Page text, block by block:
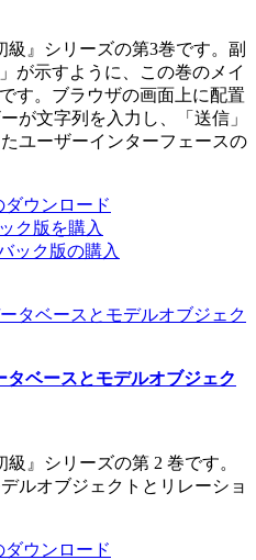
級』シリーズの第3巻です。副
が示すように、この巻のメイ
す。ブラウザの画面上に配置
が文字列を入力し、「送信」
ユーザーインターフェースの
ダウンロード
ク版を購入
ック版の購入
ベースとモデルオブジェク
級』シリーズの第 2 巻です。
ルオブジェクトとリレーショ
ダウンロード